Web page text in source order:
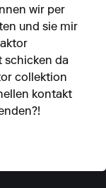
wir per
und sie mir
schicken da
collektion
kontakt